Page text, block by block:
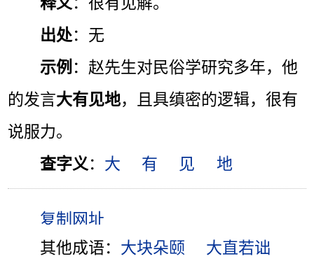
出处：无
示例 ：赵先生对民俗学研究多年，他
的发言大有见地，且具缜密的逻辑，很有
说服力。
查字义 ： 大 有 见 地
其他成语： 大块朵颐 大直若诎